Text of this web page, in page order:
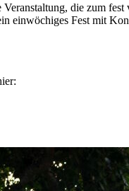
die zum
einwöchiges Fest mit